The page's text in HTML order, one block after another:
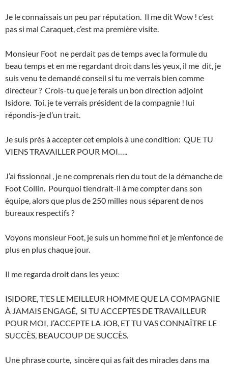
Je le connaissais un peu par réputation. Il me dit Wow ! c’est
pas si mal Caraquet, c’est ma première visite.
Monsieur Foot ne perdait pas de temps avec la formule du
beau temps et en me regardant droit dans les yeux, il me dit, je
suis venu te demandé conseil si tu me verrais bien comme
directeur ? Crois-tu que je ferais un bon direction adjoint
Isidore. Toi, je te verrais président de la compagnie ! lui
répondis-je d’un trait.
Je suis près à accepter cet emplois à une condition: QUE TU
VIENS TRAVAILLER POUR MOI…..
J’ai fissionnai , je ne comprenais rien du tout de la démanche de
Foot Collin. Pourquoi tiendrait-il à me compter dans son
équipe, alors que plus de 250 milles nous séparent de nos
bureaux respectifs ?
Voyons monsieur Foot, je suis un homme fini et je m’enfonce de
plus en plus chaque jour.
Il me regarda droit dans les yeux:
ISIDORE, T’ES LE MEILLEUR HOMME QUE LA COMPAGNIE
À JAMAIS ENGAGÉ, SI TU ACCEPTES DE TRAVAILLEUR
POUR MOI, J’ACCEPTE LA JOB, ET TU VAS CONNAÎTRE LE
SUCCÈS, BEAUCOUP DE SUCCÈS.
Une phrase courte, sincère qui as fait des miracles dans ma